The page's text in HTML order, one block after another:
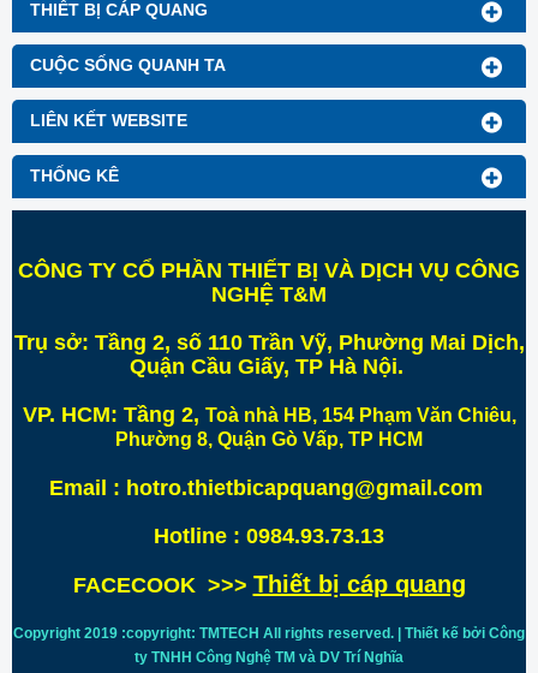
THIẾT BỊ CÁP QUANG
CUỘC SỐNG QUANH TA
LIÊN KẾT WEBSITE
THỐNG KÊ
CÔNG TY CỔ PHẦN THIẾT BỊ VÀ DỊCH VỤ CÔNG
NGHỆ T&M
Trụ sở: Tầng 2, số 110 Trần Vỹ, Phường Mai Dịch,
Quận Cầu Giấy, TP Hà Nội.
VP. HCM: Tầng 2, Toà nhà HB, 154 Phạm Văn Chiêu,
Phường 8, Quận Gò Vấp, TP HCM
Email : hotro.thietbicapquang@gmail.com
Hotline : 0984.93.73.13
FACECOOK >>> Thiết bị cáp quang
Copyright 2019 :copyright: TMTECH All rights reserved. | Thiết kế bởi Công
ty TNHH Công Nghệ TM và DV Trí Nghĩa